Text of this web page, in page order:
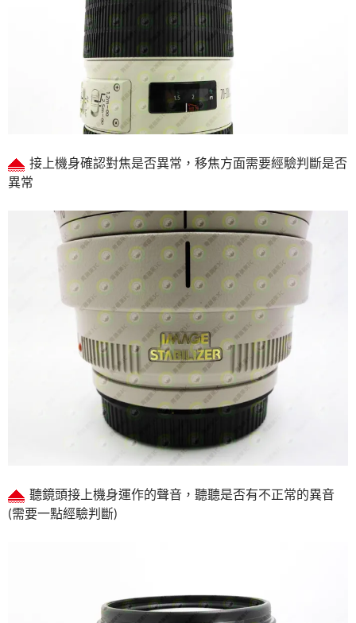
接上機身確認對焦是否異常，移焦方面需要經驗判斷是否
異常
聽鏡頭接上機身運作的聲音，聽聽是否有不正常的異音
(需要一點經驗判斷)